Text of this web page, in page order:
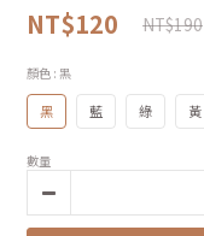
NT$120 NT$190
顏色 : 黑
黑 藍 綠 黃
數量